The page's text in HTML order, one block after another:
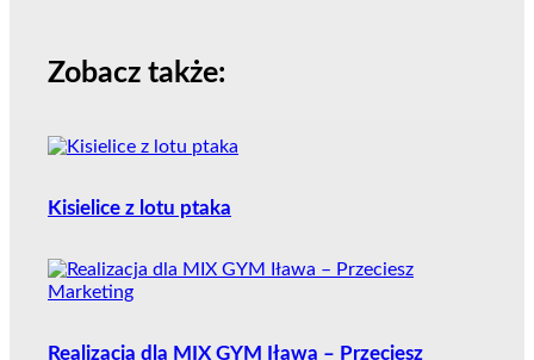
Zobacz także:
Kisielice z lotu ptaka
Realizacja dla MIX GYM Iława – Przeciesz